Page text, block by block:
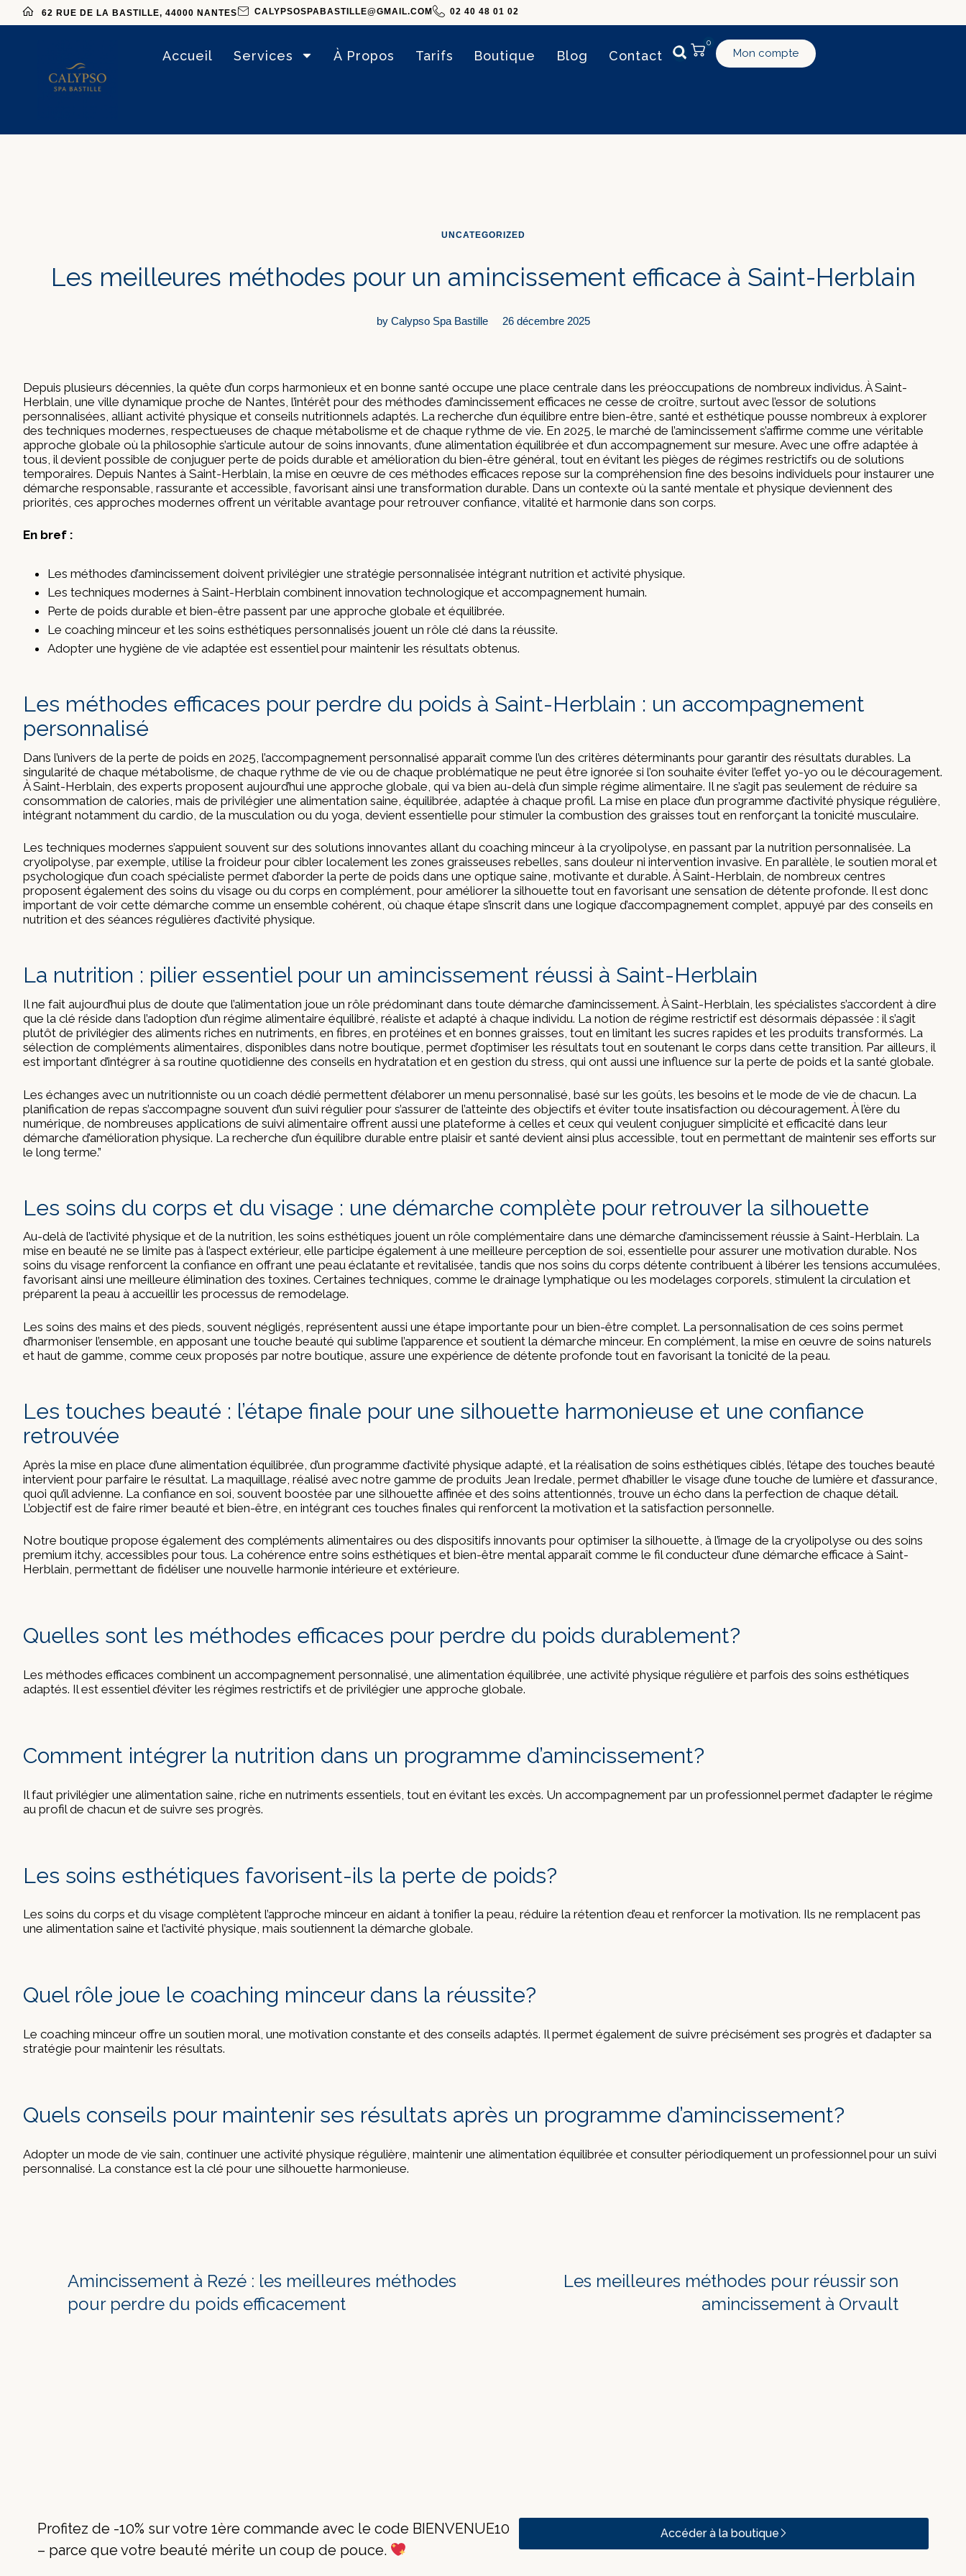
62 RUE DE LA BASTILLE, 44000 NANTES CALYPSOSPABASTILLE@GMAIL.COM 02 40 48 01 02
Accueil Services À Propos Tarifs Boutique Blog Contact
0
Mon compte
UNCATEGORIZED
Les meilleures méthodes pour un amincissement efficace à Saint-Herblain
by Calypso Spa Bastille 26 décembre 2025
Depuis plusieurs décennies, la quête d’un corps harmonieux et en bonne santé occupe une place centrale dans les préoccupations de nombreux individus. À Saint-
Herblain, une ville dynamique proche de Nantes, l’intérêt pour des méthodes d’amincissement efficaces ne cesse de croître, surtout avec l’essor de solutions
personnalisées, alliant activité physique et conseils nutritionnels adaptés. La recherche d’un équilibre entre bien-être, santé et esthétique pousse nombreux à explorer
des techniques modernes, respectueuses de chaque métabolisme et de chaque rythme de vie. En 2025, le marché de l’amincissement s’affirme comme une véritable
approche globale où la philosophie s’articule autour de soins innovants, d’une alimentation équilibrée et d’un accompagnement sur mesure. Avec une offre adaptée à
tous, il devient possible de conjuguer perte de poids durable et amélioration du bien-être général, tout en évitant les pièges de régimes restrictifs ou de solutions
temporaires. Depuis Nantes à Saint-Herblain, la mise en œuvre de ces méthodes efficaces repose sur la compréhension fine des besoins individuels pour instaurer une
démarche responsable, rassurante et accessible, favorisant ainsi une transformation durable. Dans un contexte où la santé mentale et physique deviennent des
priorités, ces approches modernes offrent un véritable avantage pour retrouver confiance, vitalité et harmonie dans son corps.
En bref :
Les méthodes d’amincissement doivent privilégier une stratégie personnalisée intégrant nutrition et activité physique.
Les techniques modernes à Saint-Herblain combinent innovation technologique et accompagnement humain.
Perte de poids durable et bien-être passent par une approche globale et équilibrée.
Le coaching minceur et les soins esthétiques personnalisés jouent un rôle clé dans la réussite.
Adopter une hygiène de vie adaptée est essentiel pour maintenir les résultats obtenus.
Les méthodes efficaces pour perdre du poids à Saint-Herblain : un accompagnement
personnalisé
Dans l’univers de la perte de poids en 2025, l’accompagnement personnalisé apparaît comme l’un des critères déterminants pour garantir des résultats durables. La
singularité de chaque métabolisme, de chaque rythme de vie ou de chaque problématique ne peut être ignorée si l’on souhaite éviter l’effet yo-yo ou le découragement.
À Saint-Herblain, des experts proposent aujourd’hui une approche globale, qui va bien au-delà d’un simple régime alimentaire. Il ne s’agit pas seulement de réduire sa
consommation de calories, mais de privilégier une alimentation saine, équilibrée, adaptée à chaque profil. La mise en place d’un programme d’activité physique régulière,
intégrant notamment du cardio, de la musculation ou du yoga, devient essentielle pour stimuler la combustion des graisses tout en renforçant la tonicité musculaire.
Les techniques modernes s’appuient souvent sur des solutions innovantes allant du coaching minceur à la cryolipolyse, en passant par la nutrition personnalisée. La
cryolipolyse, par exemple, utilise la froideur pour cibler localement les zones graisseuses rebelles, sans douleur ni intervention invasive. En parallèle, le soutien moral et
psychologique d’un coach spécialiste permet d’aborder la perte de poids dans une optique saine, motivante et durable. À Saint-Herblain, de nombreux centres
proposent également des soins du visage ou du corps en complément, pour améliorer la silhouette tout en favorisant une sensation de détente profonde. Il est donc
important de voir cette démarche comme un ensemble cohérent, où chaque étape s’inscrit dans une logique d’accompagnement complet, appuyé par des conseils en
nutrition et des séances régulières d’activité physique.
La nutrition : pilier essentiel pour un amincissement réussi à Saint-Herblain
Il ne fait aujourd’hui plus de doute que l’alimentation joue un rôle prédominant dans toute démarche d’amincissement. À Saint-Herblain, les spécialistes s’accordent à dire
que la clé réside dans l’adoption d’un régime alimentaire équilibré, réaliste et adapté à chaque individu. La notion de régime restrictif est désormais dépassée : il s’agit
plutôt de privilégier des aliments riches en nutriments, en fibres, en protéines et en bonnes graisses, tout en limitant les sucres rapides et les produits transformés. La
sélection de compléments alimentaires, disponibles dans notre boutique, permet d’optimiser les résultats tout en soutenant le corps dans cette transition. Par ailleurs, il
est important d’intégrer à sa routine quotidienne des conseils en hydratation et en gestion du stress, qui ont aussi une influence sur la perte de poids et la santé globale.
Les échanges avec un nutritionniste ou un coach dédié permettent d’élaborer un menu personnalisé, basé sur les goûts, les besoins et le mode de vie de chacun. La
planification de repas s’accompagne souvent d’un suivi régulier pour s’assurer de l’atteinte des objectifs et éviter toute insatisfaction ou découragement. À l’ère du
numérique, de nombreuses applications de suivi alimentaire offrent aussi une plateforme à celles et ceux qui veulent conjuguer simplicité et efficacité dans leur
démarche d’amélioration physique. La recherche d’un équilibre durable entre plaisir et santé devient ainsi plus accessible, tout en permettant de maintenir ses efforts sur
le long terme.”
Les soins du corps et du visage : une démarche complète pour retrouver la silhouette
Au-delà de l’activité physique et de la nutrition, les soins esthétiques jouent un rôle complémentaire dans une démarche d’amincissement réussie à Saint-Herblain. La
mise en beauté ne se limite pas à l’aspect extérieur, elle participe également à une meilleure perception de soi, essentielle pour assurer une motivation durable. Nos
soins du visage renforcent la confiance en offrant une peau éclatante et revitalisée, tandis que nos soins du corps détente contribuent à libérer les tensions accumulées,
favorisant ainsi une meilleure élimination des toxines. Certaines techniques, comme le drainage lymphatique ou les modelages corporels, stimulent la circulation et
préparent la peau à accueillir les processus de remodelage.
Les soins des mains et des pieds, souvent négligés, représentent aussi une étape importante pour un bien-être complet. La personnalisation de ces soins permet
d’harmoniser l’ensemble, en apposant une touche beauté qui sublime l’apparence et soutient la démarche minceur. En complément, la mise en œuvre de soins naturels
et haut de gamme, comme ceux proposés par notre boutique, assure une expérience de détente profonde tout en favorisant la tonicité de la peau.
Les touches beauté : l’étape finale pour une silhouette harmonieuse et une confiance
retrouvée
Après la mise en place d’une alimentation équilibrée, d’un programme d’activité physique adapté, et la réalisation de soins esthétiques ciblés, l’étape des touches beauté
intervient pour parfaire le résultat. La maquillage, réalisé avec notre gamme de produits Jean Iredale, permet d’habiller le visage d’une touche de lumière et d’assurance,
quoi qu’il advienne. La confiance en soi, souvent boostée par une silhouette affinée et des soins attentionnés, trouve un écho dans la perfection de chaque détail.
L’objectif est de faire rimer beauté et bien-être, en intégrant ces touches finales qui renforcent la motivation et la satisfaction personnelle.
Notre boutique propose également des compléments alimentaires ou des dispositifs innovants pour optimiser la silhouette, à l’image de la cryolipolyse ou des soins
premium itchy, accessibles pour tous. La cohérence entre soins esthétiques et bien-être mental apparaît comme le fil conducteur d’une démarche efficace à Saint-
Herblain, permettant de fidéliser une nouvelle harmonie intérieure et extérieure.
Quelles sont les méthodes efficaces pour perdre du poids durablement?
Les méthodes efficaces combinent un accompagnement personnalisé, une alimentation équilibrée, une activité physique régulière et parfois des soins esthétiques
adaptés. Il est essentiel d’éviter les régimes restrictifs et de privilégier une approche globale.
Comment intégrer la nutrition dans un programme d’amincissement?
Il faut privilégier une alimentation saine, riche en nutriments essentiels, tout en évitant les excès. Un accompagnement par un professionnel permet d’adapter le régime
au profil de chacun et de suivre ses progrès.
Les soins esthétiques favorisent-ils la perte de poids?
Les soins du corps et du visage complètent l’approche minceur en aidant à tonifier la peau, réduire la rétention d’eau et renforcer la motivation. Ils ne remplacent pas
une alimentation saine et l’activité physique, mais soutiennent la démarche globale.
Quel rôle joue le coaching minceur dans la réussite?
Le coaching minceur offre un soutien moral, une motivation constante et des conseils adaptés. Il permet également de suivre précisément ses progrès et d’adapter sa
stratégie pour maintenir les résultats.
Quels conseils pour maintenir ses résultats après un programme d’amincissement?
Adopter un mode de vie sain, continuer une activité physique régulière, maintenir une alimentation équilibrée et consulter périodiquement un professionnel pour un suivi
personnalisé. La constance est la clé pour une silhouette harmonieuse.
Amincissement à Rezé : les meilleures méthodes
pour perdre du poids efficacement
Les meilleures méthodes pour réussir son
amincissement à Orvault
Profitez de -10% sur votre 1ère commande avec le code BIENVENUE10
– parce que votre beauté mérite un coup de pouce.
Accéder à la boutique